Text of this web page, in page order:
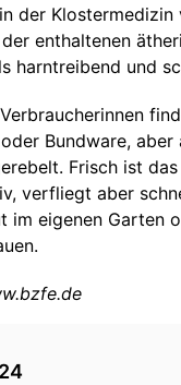
der Klostermedizin
enthaltenen
harntreibend und
Bundware, aber
Frisch ist das
verfliegt aber
im eigenen Garten